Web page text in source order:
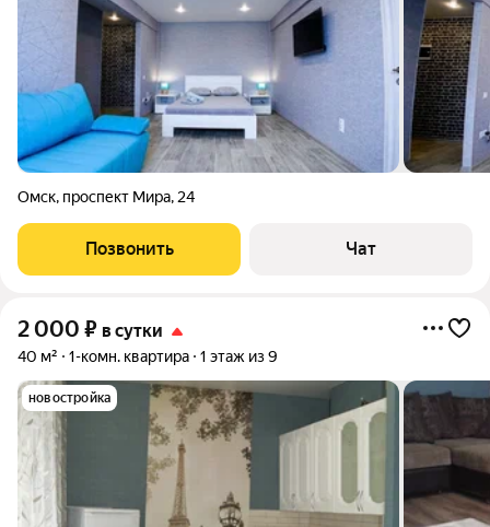
Омск, проспект Мира, 24
Позвонить Чат
2 000 ₽ в сутки
40 м² 1-комн. квартира 1 этаж из 9
новостройка